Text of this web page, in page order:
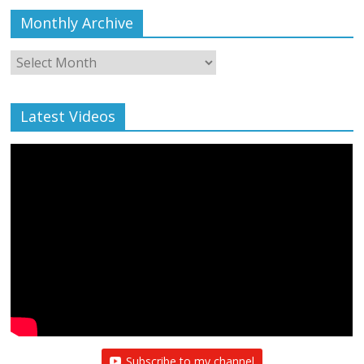
Monthly Archive
Monthly
Archive
Latest Videos
Subscribe to my channel